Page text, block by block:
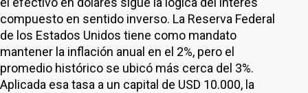
compuesto en sentido inverso. La Reserva Federal
de los Estados Unidos tiene como mandato
mantener la inflación anual en el 2%, pero el
promedio histórico se ubicó más cerca del 3%.
Aplicada esa tasa a un capital de USD 10.000, la